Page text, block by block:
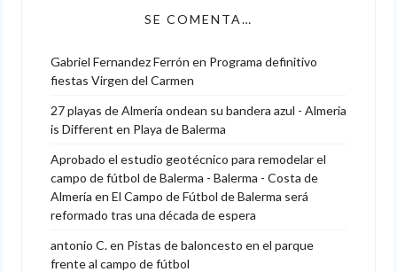
SE COMENTA…
Gabriel Fernandez Ferrón en Programa definitivo
fiestas Virgen del Carmen
27 playas de Almería ondean su bandera azul - Almeria
is Different en Playa de Balerma
Aprobado el estudio geotécnico para remodelar el
campo de fútbol de Balerma - Balerma - Costa de
Almería en El Campo de Fútbol de Balerma será
reformado tras una década de espera
antonio C.en Pistas de baloncesto en el parque
frente al campo de fútbol